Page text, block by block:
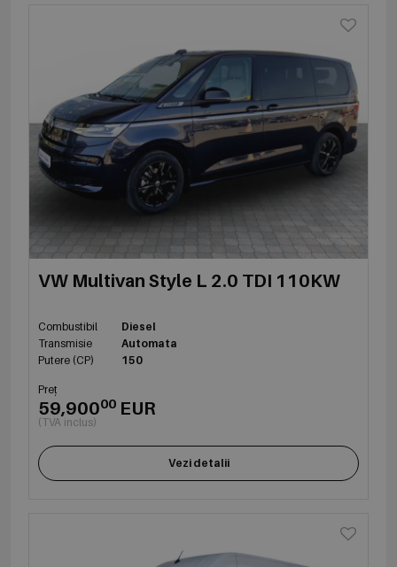
VW Multivan Style L 2.0 TDI 110KW
Combustibil
Diesel
Transmisie
Automata
Putere (CP)
150
Preț
59,90000 EUR
(TVA inclus)
Vezi detalii